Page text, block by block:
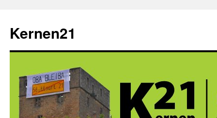
springen
Kernen21